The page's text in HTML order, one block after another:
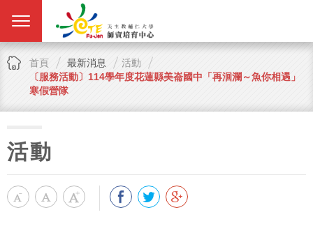
首頁 最新消息
活動
〔服務活動〕114學年度花蓮縣美崙國中「再洄瀾～魚你相遇」
寒假營隊
活動